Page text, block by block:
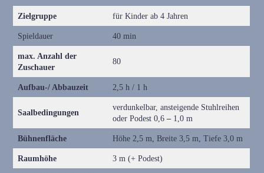
Zielgruppe für Kinder ab 4 Jahren
Spieldauer 40 min
max. Anzahl der
Zuschauer
80
Aufbau-/ Abbauzeit 2,5 h / 1 h
Saalbedingungen
verdunkelbar, ansteigende Stuhlreihen
oder Podest 0,6– 1,0 m
Bühnenfläche Höhe 2,5 m, Breite 3,5 m, Tiefe 3,0 m
Raumhöhe 3 m (+ Podest)